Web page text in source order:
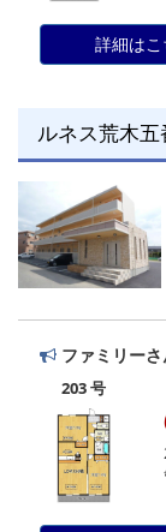
詳細はこ
ルネス荒木五
ファミリー
203 号